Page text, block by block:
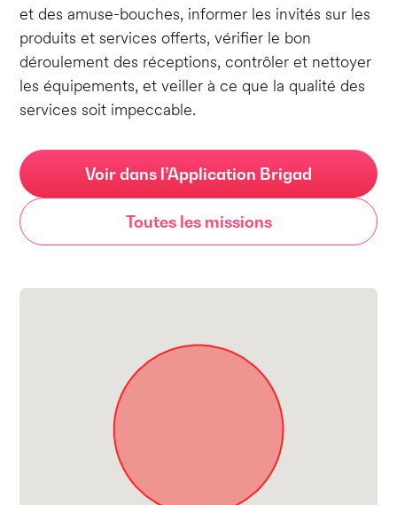
et des amuse-bouches, informer les invités sur les
produits et services offerts, vérifier le bon
déroulement des réceptions, contrôler et nettoyer
les équipements, et veiller à ce que la qualité des
services soit impeccable.
Voir dans l’Application Brigad
Toutes les missions